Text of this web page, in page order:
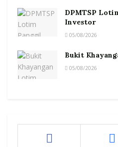
DPMTSP
Investor
05/08/2026
Bukit
05/08/2026